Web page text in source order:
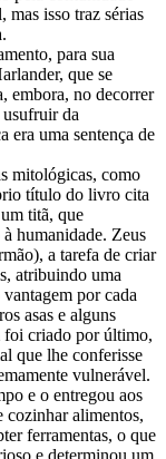
isso traz sérias
para sua
que se
embora, no decorrer
da
era uma sentença de
mitológicas, como
título do livro cita
titã, que
humanidade. Zeus
a tarefa de criar
atribuindo uma
por cada
asas e alguns
foi criado por último,
que lhe conferisse
vulnerável.
e o entregou aos
cozinhar alimentos,
ferramentas, o que
e determinou um